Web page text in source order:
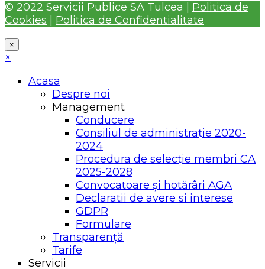
© 2022 Servicii Publice SA Tulcea | Politica de
Cookies
Politica de Confidentialitate
×
×
Acasa
Despre noi
Management
Conducere
Consiliul de administrație 2020-
2024
Procedura de selecție membri CA
2025-2028
Convocatoare și hotărâri AGA
Declaratii de avere si interese
GDPR
Formulare
Transparență
Tarife
Servicii